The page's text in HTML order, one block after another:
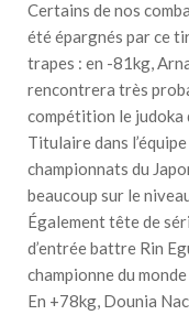
Certains de nos
été épargnés par ce
trapes : en -81kg,
rencontrera très
compétition le judoka
Titulaire dans
championnats du
beaucoup sur le
Également tête de
d’entrée battre Rin
championne du
En +78kg, Dounia